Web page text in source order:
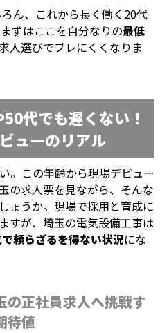
ん、これから長く働く20代
ずはここを自分なりの最低
人選びでブレにくくなりま
代でも遅くない！
ューのリアル
。この年齢から現場デビュー
の求人票を見ながら、そんな
ょうか。現場で採用と育成に
すが、埼玉の電気設備工事は
頼らざるを得ない状況にな
の正社員求人へ挑戦す
待値